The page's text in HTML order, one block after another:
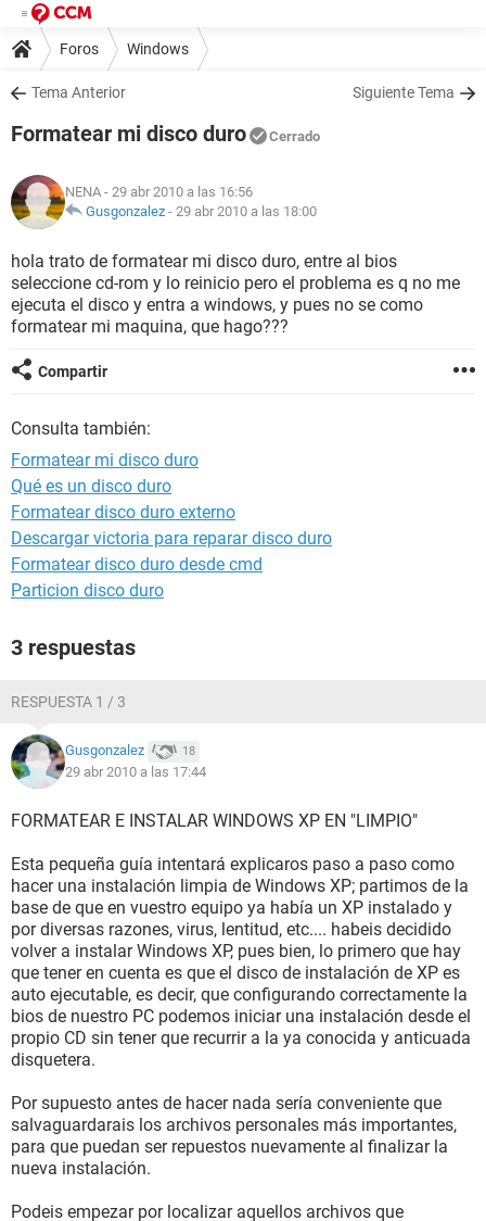
Foros Windows
Tema Anterior Siguiente Tema
Formatear mi disco duro Cerrado
NENA - 29 abr 2010 a las 16:56
Gusgonzalez - 29 abr 2010 a las 18:00
hola trato de formatear mi disco duro, entre al bios
seleccione cd-rom y lo reinicio pero el problema es q no me
ejecuta el disco y entra a windows, y pues no se como
formatear mi maquina, que hago???
Compartir
Consulta también:
Formatear mi disco duro
Qué es un disco duro
Formatear disco duro externo
Descargar victoria para reparar disco duro
Formatear disco duro desde cmd
Particion disco duro
3 respuestas
RESPUESTA 1 / 3
Gusgonzalez 18
29 abr 2010 a las 17:44
FORMATEAR E INSTALAR WINDOWS XP EN "LIMPIO"
Esta pequeña guía intentará explicaros paso a paso como
hacer una instalación limpia de Windows XP; partimos de la
base de que en vuestro equipo ya había un XP instalado y
por diversas razones, virus, lentitud, etc.... habeis decidido
volver a instalar Windows XP, pues bien, lo primero que hay
que tener en cuenta es que el disco de instalación de XP es
auto ejecutable, es decir, que configurando correctamente la
bios de nuestro PC podemos iniciar una instalación desde el
propio CD sin tener que recurrir a la ya conocida y anticuada
disquetera.
Por supuesto antes de hacer nada sería conveniente que
salvaguardarais los archivos personales más importantes,
para que puedan ser repuestos nuevamente al finalizar la
nueva instalación.
Podeis empezar por localizar aquellos archivos que